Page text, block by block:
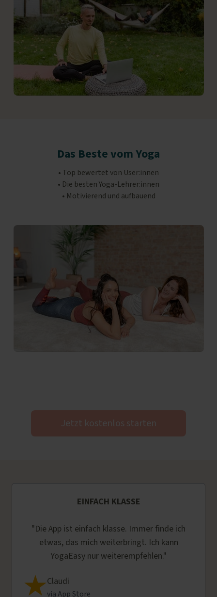
Das Beste vom Yoga
• Top bewertet von User:innen
• Die besten Yoga-Lehrer:innen
• Motivierend und aufbauend
Jetzt kostenlos starten
EINFACH KLASSE
"Die App ist einfach klasse. Immer finde ich
etwas, das mich weiterbringt. Ich kann
YogaEasy nur weiterempfehlen."
Claudi
via App Store